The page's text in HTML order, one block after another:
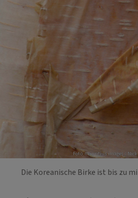
Foto: mauritius images / Nick
Die Koreanische Birke ist bis zu